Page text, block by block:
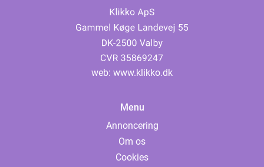
web: www.klikko.dk
Menu
Annoncering
Om os
Cookies